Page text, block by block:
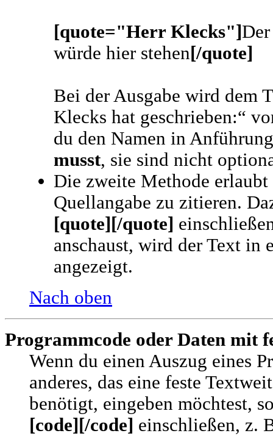
[quote="Herr Klecks"]
würde hier stehen[/quote]
Bei der Ausgabe wird dem
Klecks hat geschrieben:“
du den Namen in
musst, sie sind nicht
Die zweite Methode erlaubt
Quellangabe zu zitieren.
[quote][/quote]
anschaust, wird der Text in
angezeigt.
Nach oben
Programmcode oder Daten mit
Wenn du einen Auszug eines
anderes, das eine feste
benötigt, eingeben möchtest,
[code][/code] einschließen, z.